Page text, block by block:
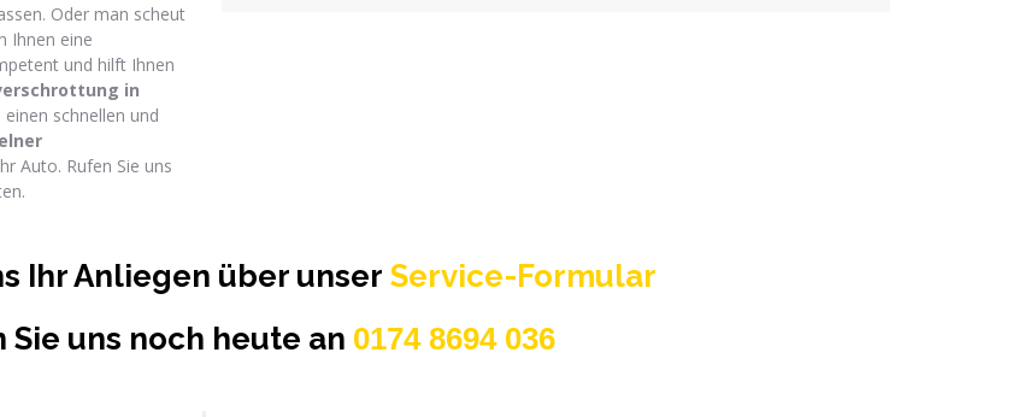
Oder man scheut
Ihnen eine
und hilft Ihnen
in
schnellen und
Auto. Rufen Sie uns
Ihr Anliegen über unser Service-Formular
uns noch heute an 0174 8694 036